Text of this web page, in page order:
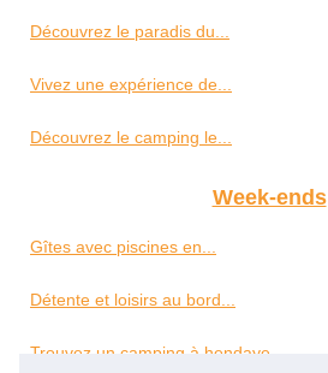
Découvrez le paradis du...
Vivez une expérience de...
Découvrez le camping le...
Week-ends
Gîtes avec piscines en...
Détente et loisirs au bord...
Trouvez un camping à hendaye...